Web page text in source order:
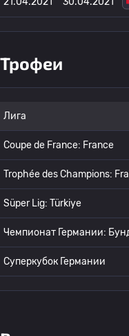
Трофеи
Лига
Coupe de France: France
Trophée des Champions:
Süper Lig: Türkiye
Чемпионат Германии:
Суперкубок Германии